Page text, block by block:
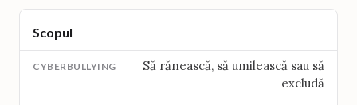
Scopul
Să rănească, să umilească sau să
excludă